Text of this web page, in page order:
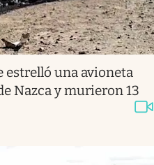
estrelló una avioneta
Nazca y murieron 13